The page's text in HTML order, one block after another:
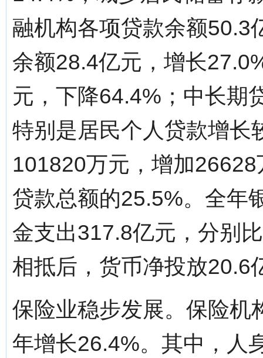
融机构各项贷款余额50.3
余额28.4亿元，增长
元，下降64.4%；中长期
特别是居民个人贷款增长
101820万元，增加
贷款总额的25.5%。全年
金支出317.8亿元，分别
相抵后，货币净投放20.6
保险业稳步发展。保险机
年增长26.4%。其中，人